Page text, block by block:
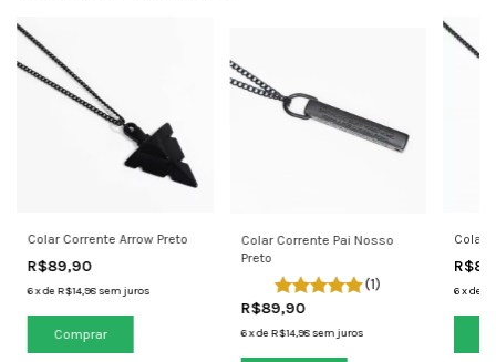
Colar Corrente Arrow Preto
R$89,90
6xdeR$14,98sem juros
Colar Corrente Pai Nosso
Preto
(1)
R$89,90
6xdeR$14,98 sem juros
Colar
6xde